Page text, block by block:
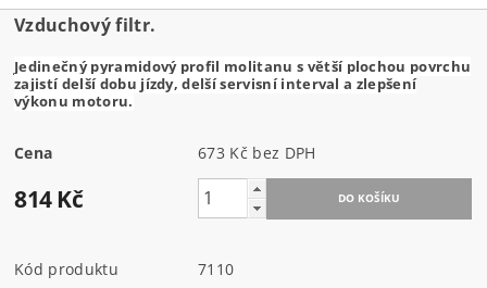
Vzduchový filtr.
Jedinečný pyramidový profil molitanu s větší plochou povrchu
zajistí delší dobu jízdy, delší servisní interval a zlepšení
výkonu motoru.
Cena 673 Kč bez DPH
814 Kč
Kód produktu
7110